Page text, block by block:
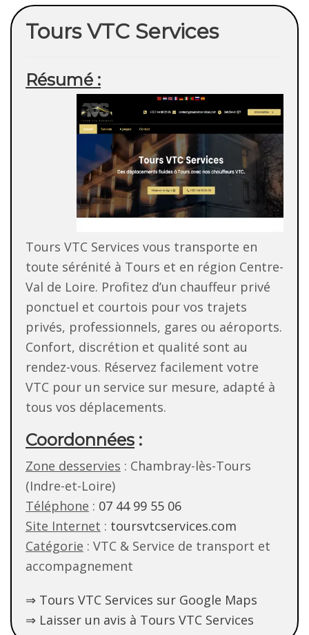
Tours VTC Services
Résumé :
Tours VTC Services vous transporte en
toute sérénité à Tours et en région Centre-
Val de Loire. Profitez d’un chauffeur privé
ponctuel et courtois pour vos trajets
privés, professionnels, gares ou aéroports.
Confort, discrétion et qualité sont au
rendez-vous. Réservez facilement votre
VTC pour un service sur mesure, adapté à
tous vos déplacements.
Coordonnées :
Zone desservies : Chambray-lès-Tours
(Indre-et-Loire)
Téléphone : 07 44 99 55 06
Site Internet : toursvtcservices.com
Catégorie : VTC & Service de transport et
accompagnement
⇒ Tours VTC Services sur Google Maps
⇒ Laisser un avis à Tours VTC Services